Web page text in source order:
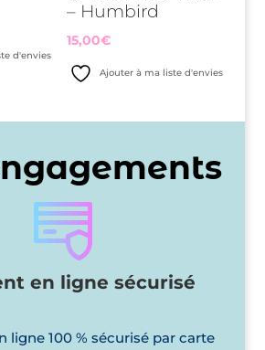
d'envies
– Humbird
15,00€
Ajouter à ma liste d'envies
en ligne sécurisé
ligne 100 % sécurisé par carte